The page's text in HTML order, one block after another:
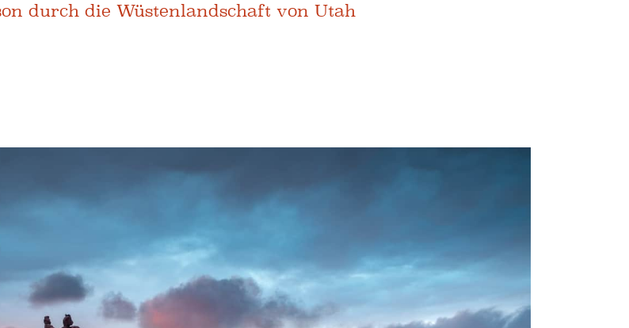
durch die Wüstenlandschaft von Utah